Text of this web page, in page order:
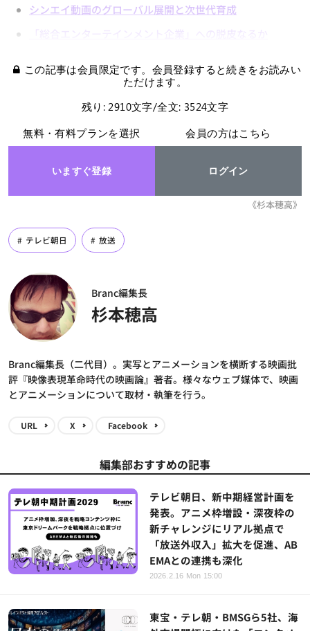
シンエイ動画のグローバル展開と次世代育成
「総合エンターテインメント企業」への脱皮なるか
この記事は会員限定です。会員登録すると続きをお読みい
ただけます。
残り: 2910文字/全文: 3524文字
無料・有料プランを選択
いますぐ登録
会員の方はこちら
ログイン
《杉本穂高》
テレビ朝日 放送
Branc編集長
杉本穂高
Branc編集長（二代目）。実写とアニメーションを横断する映画批
評『映像表現革命時代の映画論』著者。様々なウェブ媒体で、映画
とアニメーションについて取材・執筆を行う。
URL X Facebook
編集部おすすめの記事
テレビ朝日、新中期経営計画を
発表。アニメ枠増設・深夜枠の
新チャレンジにリアル拠点で
「放送外収入」拡大を促進、AB
EMAとの連携も深化
2026.2.16 Mon 15:00
東宝・テレ朝・BMSGら5社、海